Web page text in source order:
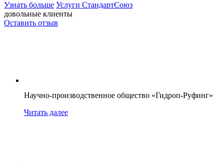
Узнать больше Услуги СтандартСоюз
довольные клиенты
Оставить отзыв
Научно-производственное общество «Гидроп-Руфинг»
Читать далее